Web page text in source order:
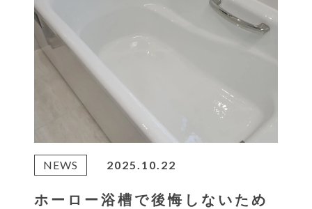
NEWS 2025.10.22
ホーロー浴槽で後悔しないため